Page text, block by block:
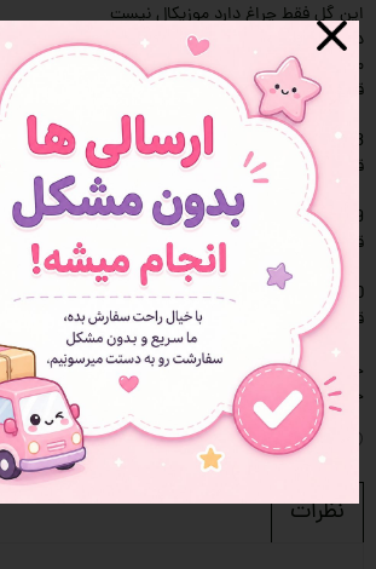
این گل فقط چراغ دارد موزیکال نیست
درون آن دانه‌های برف قرار دارد که با تکان دادن گوی
می‌شود
قیمت 250
8-استیک نوت دوتایی دختر کیوت
قیمت:70
9- دو عدد خودکار کلیکی پاک کندار طرح هلوکیتی
قیمت:92
10-چسب زخم فانتزی پک ۱۰ تایی طرح ملودی و دوستان
قیمت: 40
جعبه ی صورتی رنگی که در تصویر می‌بینید و اقلام در
جزو اقلام ست نمی‌باشد. لطفاً به این نکته دقت
افزودن به علاقه مندی ها
نظرات